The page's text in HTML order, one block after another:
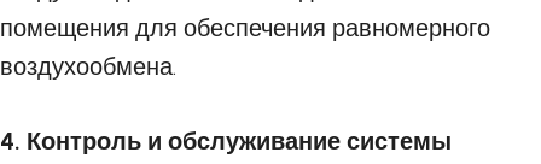
помещения для обеспечения равномерного
воздухообмена.
4. Контроль и обслуживание системы